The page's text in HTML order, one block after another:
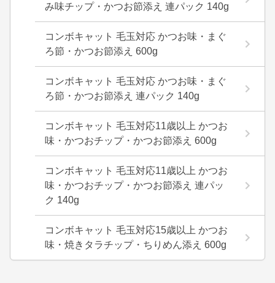
み味チップ・かつお節添え 連パック 140g
コンボキャット 毛玉対応 かつお味・まぐ
ろ節・かつお節添え 600g
コンボキャット 毛玉対応 かつお味・まぐ
ろ節・かつお節添え 連パック 140g
コンボキャット 毛玉対応11歳以上 かつお
味・かつおチップ・かつお節添え 600g
コンボキャット 毛玉対応11歳以上 かつお
味・かつおチップ・かつお節添え 連パッ
ク 140g
コンボキャット 毛玉対応15歳以上 かつお
味・焼きタラチップ・ちりめん添え 600g